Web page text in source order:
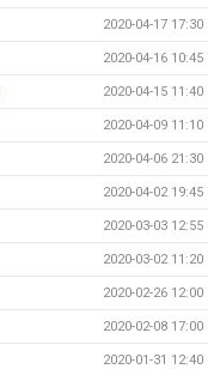
2020-04-17 17:30
2020-04-16 10:45
2020-04-15 11:40
2020-04-09 11:10
2020-04-06 21:30
2020-04-02 19:45
2020-03-03 12:55
2020-03-02 11:20
2020-02-26 12:00
2020-02-08 17:00
2020-01-31 12:40